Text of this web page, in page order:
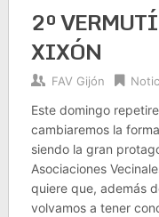
2º
XIXÓN
FAV Gijón
Este domingo
cambiaremos la
siendo la gran
Asociaciones
quiere que, además
volvamos a tener